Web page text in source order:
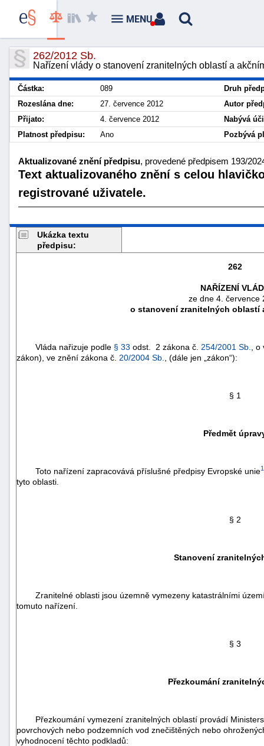
262/2012 Sb.
Nařízení vlády o stanovení zranitelných oblastí a
Částka: 089
Druh
Rozeslána dne:
27. července 2012
Autor
Přijato:
4. července 2012
Nabývá
Platnost předpisu:
Ano Pozbývá
Aktualizované znění předpisu, provedené předpisem 193/
Text aktualizovaného znění s celou
registrované uživatele.
Ukázka textu
předpisu:
262
NAŘÍZENÍ
ze dne 4. července
o stanovení zranitelných oblastí
Vláda nařizuje podle § 33 odst. 2 zákona č. 254/2001 Sb.
,
zákon), ve znění zákona č. 20/2004 Sb. , (dále jen „zákon“):
§ 1
Předmět
Toto nařízení zapracovává příslušné předpisy Evropské unie1
tyto oblasti.
§ 2
Stanovení
Zranitelné oblasti jsou územně vymezeny katastrálními
tomuto nařízení.
§ 3
Přezkoumání
Přezkoumání vymezení zranitelných oblastí provádí
povrchových nebo podzemních vod znečištěných nebo
vyhodnocení těchto podkladů:
MENU
náhrady
+náhrady